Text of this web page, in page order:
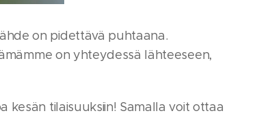
on pidettävä puhtaana.
on yhteydessä lähteeseen,
kesän tilaisuuksiin! Samalla voit ottaa